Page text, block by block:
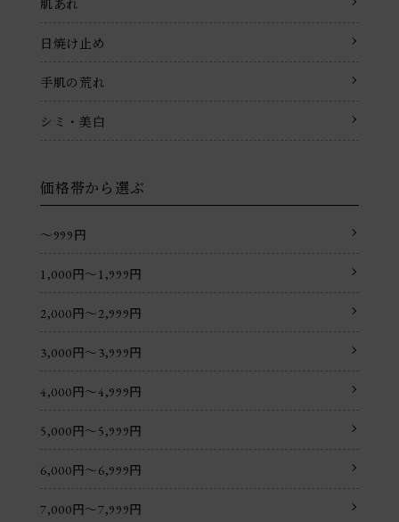
肌あれ
日焼け止め
手肌の荒れ
シミ・美白
価格帯から選ぶ
〜999円
1,000円〜1,999円
2,000円〜2,999円
3,000円〜3,999円
4,000円〜4,999円
5,000円〜5,999円
6,000円〜6,999円
7,000円〜7,999円